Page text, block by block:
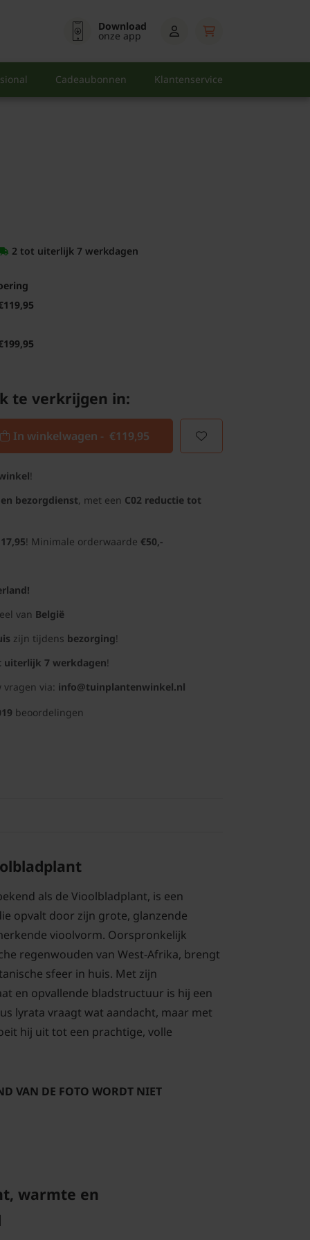
Download
onze app
Cadeaubonnen Klantenservice
2 tot uiterlijk 7 werkdagen
te verkrijgen in:
In winkelwagen - €119,95
!
bezorgdienst, met een C02 reductie tot
! Minimale orderwaarde €50,-
van België
zijn tijdens bezorging!
uiterlijk 7 werkdagen!
vragen via: info@tuinplantenwinkel.nl
beoordelingen
als de Vioolbladplant, is een
opvalt door zijn grote, glanzende
vioolvorm. Oorspronkelijk
regenwouden van West-Afrika, brengt
sfeer in huis. Met zijn
en opvallende bladstructuur is hij een
lyrata vraagt wat aandacht, maar met
hij uit tot een prachtige, volle
VAN DE FOTO WORDT NIET
warmte en